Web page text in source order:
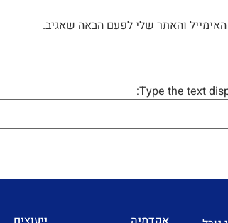
והאתר שלי לפעם הבאה שאגיב.
Type the text